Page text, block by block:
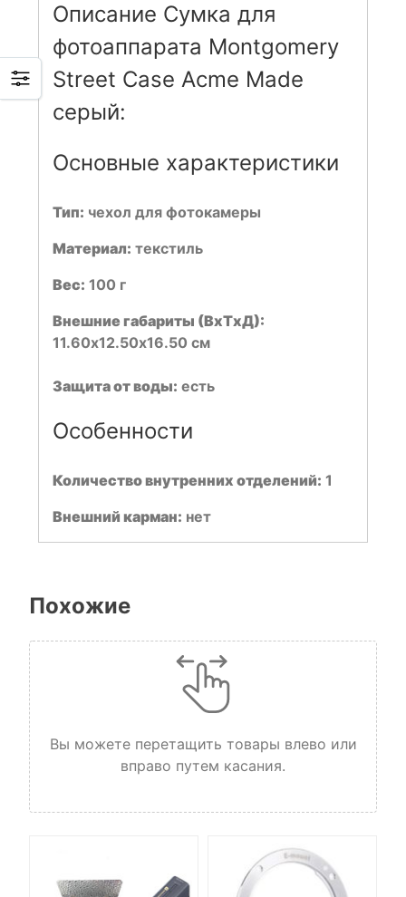
Описание Сумка для
фотоаппарата Montgomery
Street Case Acme Made
серый:
Основные характеристики
Тип: чехол для фотокамеры
Материал: текстиль
Вес: 100 г
Внешние габариты (ВхТхД):
11.60х12.50х16.50 см
Защита от воды: есть
Особенности
Количество внутренних отделений: 1
Внешний карман: нет
Похожие
Вы можете перетащить товары влево или
вправо путем касания.